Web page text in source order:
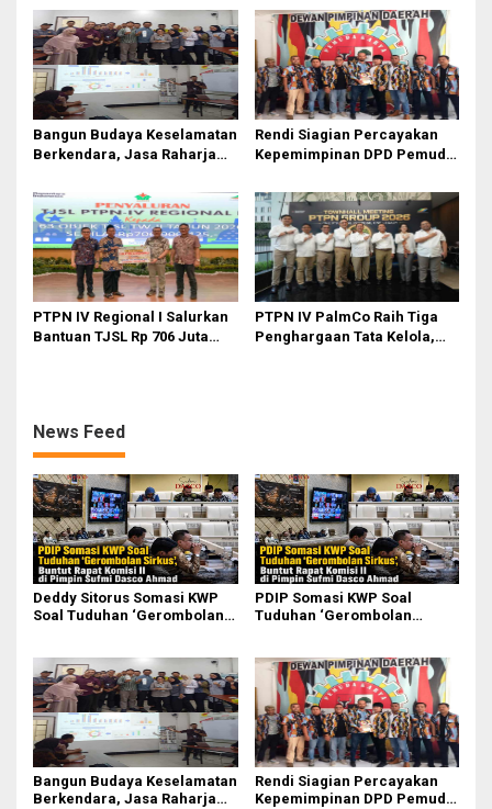
II Dipimpin Sufmi Dasco
Ahmad
II Dipimpin Sufmi Dasco
Ahmad
Bangun Budaya Keselamatan
Berkendara, Jasa Raharja
Pasifik Medan Industri
Rendi Siagian Percayakan
Kepemimpinan DPD Pemuda
kepada Josef Sembiring
PTPN IV Regional I Salurkan
Bantuan TJSL Rp 706 Juta
PTPN IV PalmCo Raih Tiga
Penghargaan Tata Kelola,
News Feed
Deddy Sitorus Somasi KWP
Soal Tuduhan ‘Gerombolan
Ahmad
PDIP Somasi KWP Soal
Tuduhan ‘Gerombolan
Ahmad
Bangun Budaya Keselamatan
Berkendara, Jasa Raharja
Rendi Siagian Percayakan
Kepemimpinan DPD Pemuda